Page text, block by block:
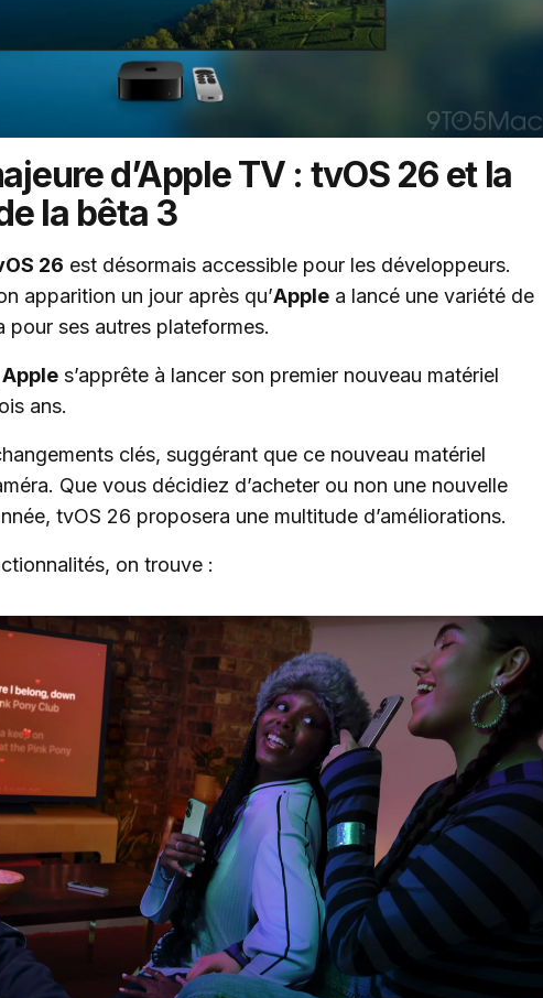
d’Apple TV : tvOS 26 et la
la bêta 3
26 est désormais accessible pour les développeurs.
apparition un jour après qu’Apple a lancé une variété de
pour ses autres plateformes.
Apple s’apprête à lancer son premier nouveau matériel
ans.
clés, suggérant que ce nouveau matériel
Que vous décidiez d’acheter ou non une nouvelle
tvOS 26 proposera une multitude d’améliorations.
on trouve :